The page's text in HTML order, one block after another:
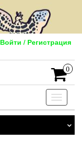
Войти / Регистрация
0
Toggle